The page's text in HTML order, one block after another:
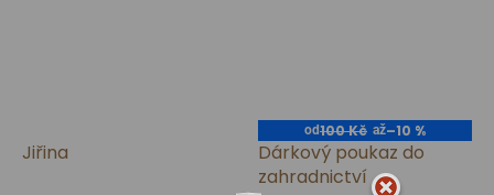
Jiřina
od100 Kč až–10 %
Dárkový poukaz do
zahradnictví